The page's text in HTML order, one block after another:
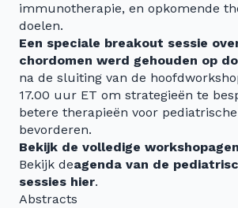
immunotherapie, en opkomende
doelen.
Een speciale breakout sessie
chordomen werd gehouden op
na de sluiting van de
17.00 uur ET om strategieën te
betere therapieën voor
bevorderen.
Bekijk de volledige
Bekijk deagenda van de
sessies hier.
Abstracts